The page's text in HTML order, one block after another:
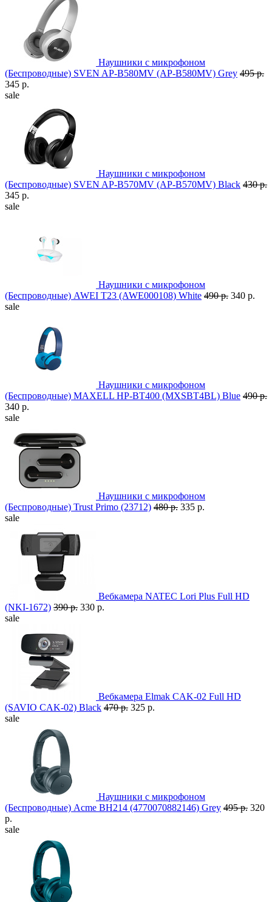
Наушники с микрофоном
(Беспроводные) SVEN AP-B580MV (AP-B580MV) Grey 495 р.
345 р.
sale
Наушники с микрофоном
(Беспроводные) SVEN AP-B570MV (AP-B570MV) Black 430 р.
345 р.
sale
Наушники с микрофоном
(Беспроводные) AWEI T23 (AWE000108) White 490 р. 340 р.
sale
Наушники с микрофоном
(Беспроводные) MAXELL HP-BT400 (MXSBT4BL) Blue 490 р.
340 р.
sale
Наушники с микрофоном
(Беспроводные) Trust Primo (23712) 480 р. 335 р.
sale
Вебкамера NATEC Lori Plus Full HD
(NKI-1672) 390 р. 330 р.
sale
Вебкамера Elmak CAK-02 Full HD
(SAVIO CAK-02) Black 470 р. 325 р.
sale
Наушники с микрофоном
(Беспроводные) Acme BH214 (4770070882146) Grey 495 р. 320
р.
sale